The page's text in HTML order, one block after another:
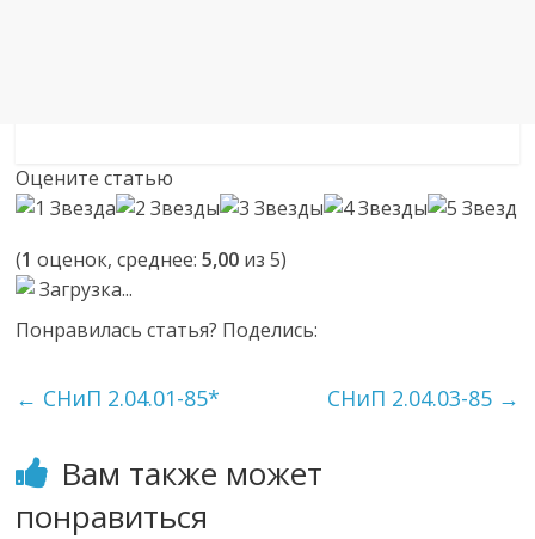
Оцените статью
(1 оценок, среднее:5,00 из 5)
Загрузка...
Понравилась статья? Поделись:
← СНиП 2.04.01-85* СНиП 2.04.03-85 →
Вам также может
понравиться